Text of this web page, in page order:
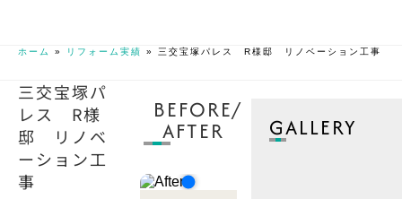
ホーム » リフォーム実績 » 三交宝塚パレス R様邸 リノベーション工事
三交宝塚パ
レス R様
邸 リノベ
ーション工
事
BEFORE/
AFTER GALLERY